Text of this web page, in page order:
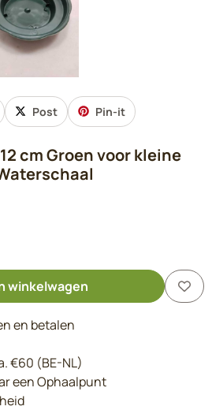
Post Pin-it
cm Groen voor kleine
winkelwagen
en betalen
€60 (BE-NL)
een Ophaalpunt